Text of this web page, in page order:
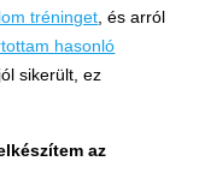
tréninget , és arról
hasonló
sikerült, ez
az